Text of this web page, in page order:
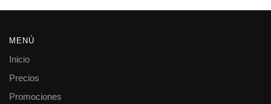
MENÚ
Inicio
Precios
Promociones